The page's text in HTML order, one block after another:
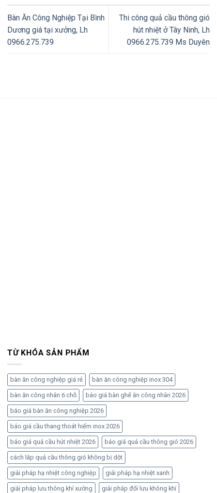
Bàn Ăn Công Nghiệp Tại Bình
Dương giá tại xưởng, Lh
0966.275.739
Thi công quả cầu thông gió
hút nhiệt ở Tây Ninh, Lh
0966.275.739 Ms Duyên
TỪ KHÓA SẢN PHẨM
bàn ăn công nghiệp giá rẻ bàn ăn công nghiệp inox 304
bàn ăn công nhân 6 chỗ báo giá bàn ghế ăn công nhân 2026
báo giá bàn ăn công nghiệp 2026
báo giá cầu thang thoát hiểm inox 2026
báo giá quả cầu hút nhiệt 2026 báo giá quả cầu thông gió 2026
cách lắp quả cầu thông gió không bị dột
giải pháp hạ nhiệt công nghiệp giải pháp hạ nhiệt xanh
giải pháp lưu thông khí xưởng giải pháp đối lưu không khí